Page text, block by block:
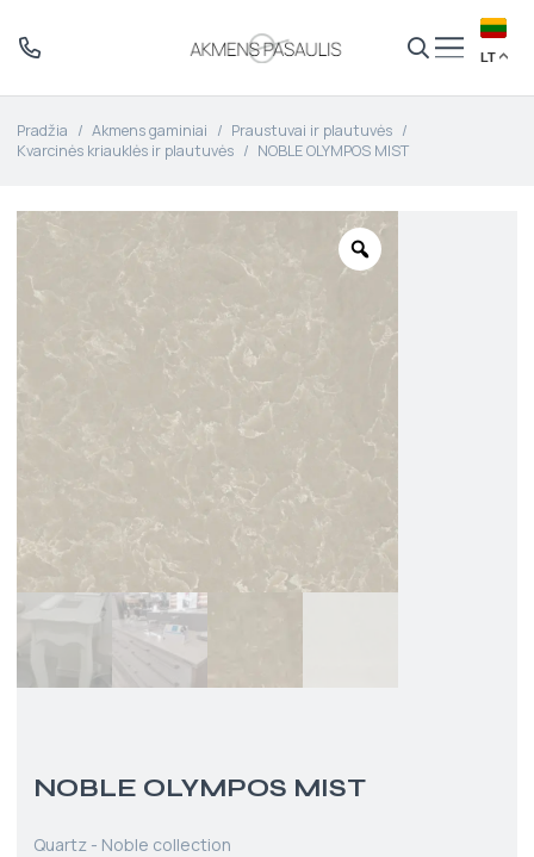
LT
Pradžia / Akmens gaminiai / Praustuvai ir plautuvės /
Kvarcinės kriauklės ir plautuvės / NOBLE OLYMPOS MIST
NOBLE OLYMPOS MIST
Quartz - Noble collection